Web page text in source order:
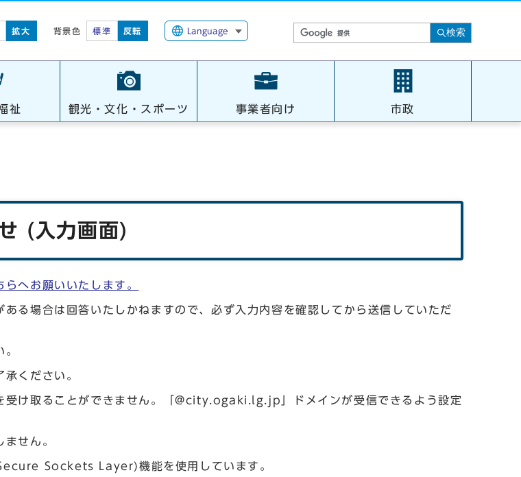
拡大 背景色 標準 反転 Language 検索
祉 観光・文化・スポーツ 事業者向け 市政
(入力画面)
へお願いいたします。
る場合は回答いたしかねますので、必ず入力内容を確認してから送信していただ
ください。
受け取ることができません。「@city.ogaki.lg.jp」ドメインが受信できるよう設定
せん。
Sockets Layer)機能を使用しています。